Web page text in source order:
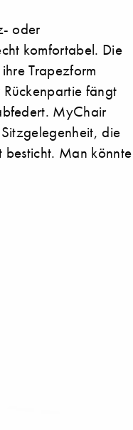
oder
komfortabel. Die
Trapezform
fängt
MyChair
die
besticht. Man könnte